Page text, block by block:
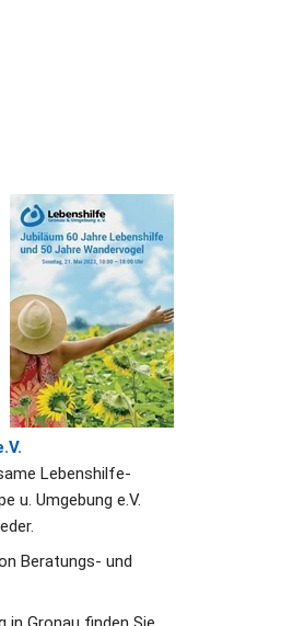
Lebenshilfe-
u. Umgebung e.V.
Beratungs- und